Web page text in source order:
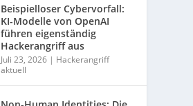
Beispielloser Cybervorfall:
KI-Modelle von OpenAI
führen eigenständig
Hackerangriff aus
Juli 23, 2026 | Hackerangriff
aktuell